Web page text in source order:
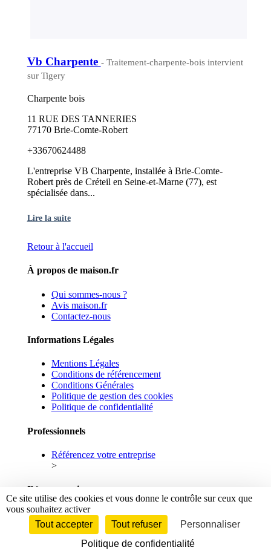
Vb Charpente - Traitement-charpente-bois intervient
sur Tigery
Charpente bois
11 RUE DES TANNERIES
77170 Brie-Comte-Robert
+33670624488
L'entreprise VB Charpente, installée à Brie-Comte-
Robert près de Créteil en Seine-et-Marne (77), est
spécialisée dans...
Lire la suite
Retour à l'accueil
À propos de maison.fr
Qui sommes-nous ?
Avis maison.fr
Contactez-nous
Informations Légales
Mentions Légales
Conditions de référencement
Conditions Générales
Politique de gestion des cookies
Politique de confidentialité
Professionnels
Référencez votre entreprise
>
Réseaux sociaux
Facebook
Linkedin
© 2026 maison.fr - Tous droits réservés.
Ce site utilise des cookies et vous donne le contrôle sur ceux que
vous souhaitez activer
Tout accepter
Tout refuser
Personnaliser
Politique de confidentialité